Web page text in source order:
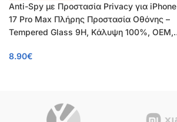
Anti-Spy με Προστασία Privacy για iPhone
17 Pro Max Πλήρης Προστασία Οθόνης –
Tempered Glass 9H, Κάλυψη 100%, OEM,
8.90€